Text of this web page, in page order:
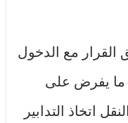
القرار مع الدخول
ما يفرض على
اتخاذ التدابير